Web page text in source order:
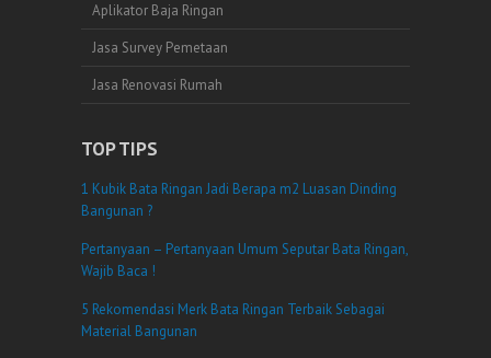
Aplikator Baja Ringan
Jasa Survey Pemetaan
Jasa Renovasi Rumah
TOP TIPS
1 Kubik Bata Ringan Jadi Berapa m2 Luasan Dinding
Bangunan ?
Pertanyaan – Pertanyaan Umum Seputar Bata Ringan,
Wajib Baca !
5 Rekomendasi Merk Bata Ringan Terbaik Sebagai
Material Bangunan